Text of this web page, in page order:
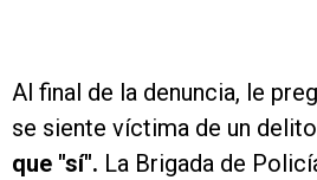
Al final de la denuncia, le
se siente víctima de un
que "sí". La Brigada de